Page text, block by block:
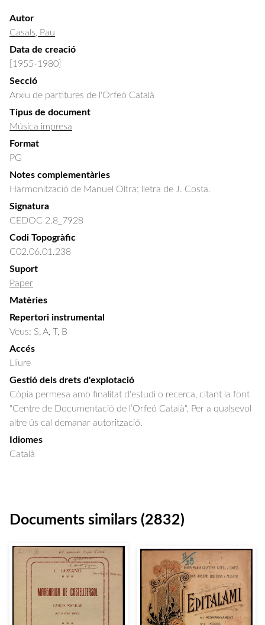
Autor
Casals, Pau
Data de creació
[1955-1980]
Secció
Arxiu de partitures de l'Orfeó Català
Tipus de document
Música impresa
Format
PG
Notes complementàries
Harmonització de Manuel Oltra; lletra de J. Costa.
Signatura
CEDOC 2.8_7928
Codi Topogràfic
C02.06.01.238
Suport
Paper
Matèries
Repertori instrumental
Veus: S, A, T, B
Accés
Lliure
Gestió dels drets d'explotació
Còpia permesa amb finalitat d'estudi o recerca, citant la font
"Centre de Documentació de l’Orfeó Català". Per a qualsevol
altre ús cal demanar autorització.
Idiomes
Català
Documents similars (2832)